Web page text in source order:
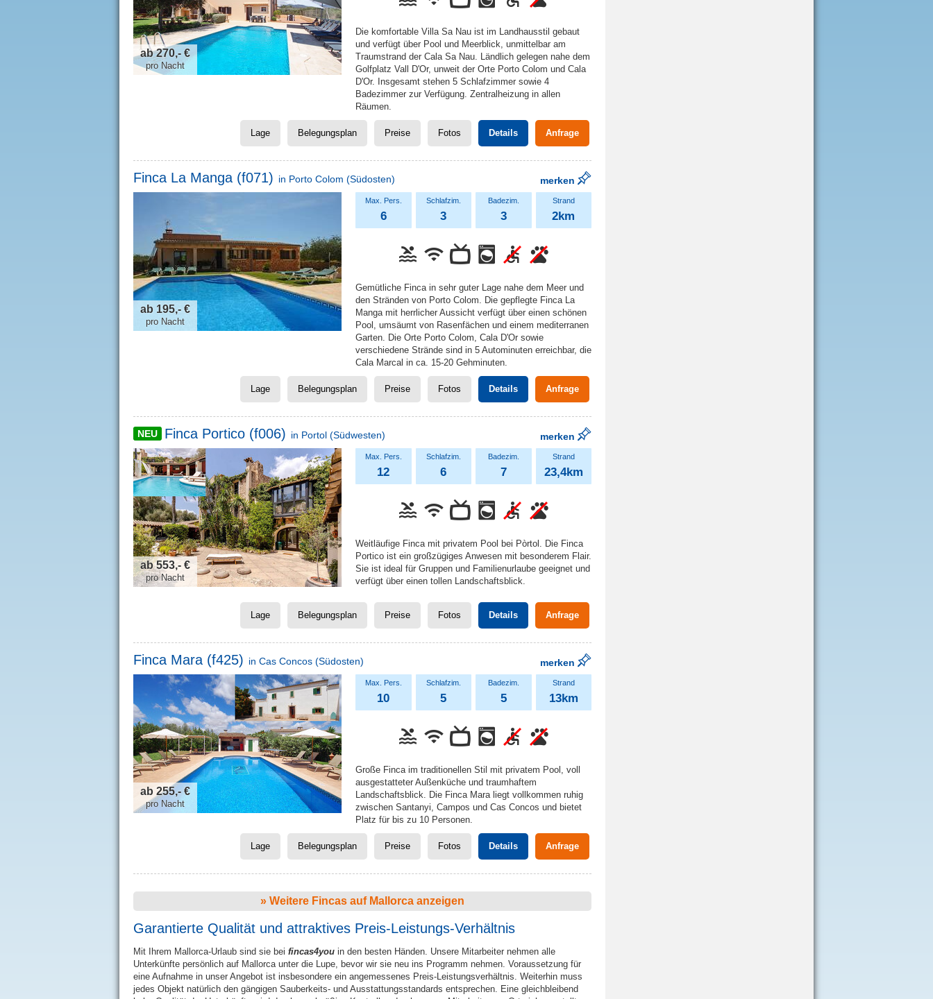
ab 270,- €
pro Nacht
Die komfortable Villa Sa Nau ist im Landhausstil gebaut
und verfügt über Pool und Meerblick, unmittelbar am
Traumstrand der Cala Sa Nau. Ländlich gelegen nahe dem
Golfplatz Vall D'Or, unweit der Orte Porto Colom und Cala
D'Or. Insgesamt stehen 5 Schlafzimmer sowie 4
Badezimmer zur Verfügung. Zentralheizung in allen
Räumen.
Lage Belegungsplan Preise Fotos Details Anfrage
Finca La Manga (f071) in Porto Colom (Südosten) merken
6 3 3 2km
ab 195,- €
pro Nacht
Gemütliche Finca in sehr guter Lage nahe dem Meer und
den Stränden von Porto Colom. Die gepflegte Finca La
Manga mit herrlicher Aussicht verfügt über einen schönen
Pool, umsäumt von Rasenfächen und einem mediterranen
Garten. Die Orte Porto Colom, Cala D'Or sowie
verschiedene Strände sind in 5 Autominuten erreichbar, die
Cala Marcal in ca. 15-20 Gehminuten.
Lage Belegungsplan Preise Fotos Details Anfrage
NEU Finca Portico (f006) in Portol (Südwesten) merken
12 6 7 23,4km
ab 553,- €
pro Nacht
Weitläufige Finca mit privatem Pool bei Pòrtol. Die Finca
Portico ist ein großzügiges Anwesen mit besonderem Flair.
Sie ist ideal für Gruppen und Familienurlaube geeignet und
verfügt über einen tollen Landschaftsblick.
Lage Belegungsplan Preise Fotos Details Anfrage
Finca Mara (f425) in Cas Concos (Südosten) merken
10 5 5 13km
ab 255,- €
pro Nacht
Große Finca im traditionellen Stil mit privatem Pool, voll
ausgestatteter Außenküche und traumhaftem
Landschaftsblick. Die Finca Mara liegt vollkommen ruhig
zwischen Santanyi, Campos und Cas Concos und bietet
Platz für bis zu 10 Personen.
Lage Belegungsplan Preise Fotos Details Anfrage
Weitere Fincas auf Mallorca anzeigen
Garantierte Qualität und attraktives Preis-Leistungs-Verhältnis
Mit Ihrem Mallorca-Urlaub sind sie bei fincas4you in den besten Händen. Unsere Mitarbeiter nehmen alle
Unterkünfte persönlich auf Mallorca unter die Lupe, bevor wir sie neu ins Programm nehmen. Voraussetzung für
eine Aufnahme in unser Angebot ist insbesondere ein angemessenes Preis-Leistungsverhältnis. Weiterhin muss
jedes Objekt natürlich den gängigen Sauberkeits- und Ausstattungsstandards entsprechen. Eine gleichbleibend